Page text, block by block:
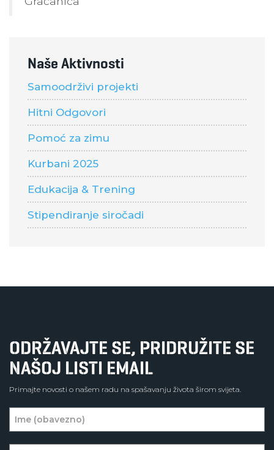
Naše Aktivnosti
Samoodrživi projekti
Hitni Odgovori
Pomoć za zimu
Kurbani 2025
Edukacija & Trening
Stipendiranje siročadi
ODRŽAVAJTE SE, PRIDRUŽITE SE
NAŠOJ LISTI EMAIL
Primajte novosti o našem radu na spašavanju života širom svijeta.